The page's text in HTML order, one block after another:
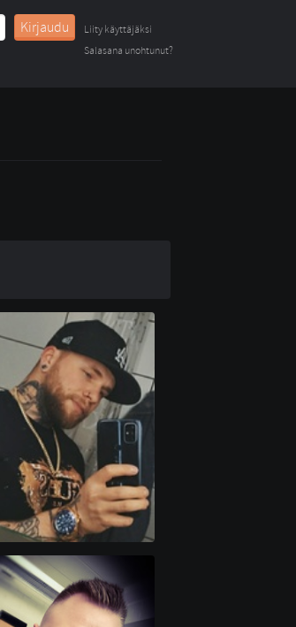
Kirjaudu
Liity käyttäjäksi
Salasana unohtunut?